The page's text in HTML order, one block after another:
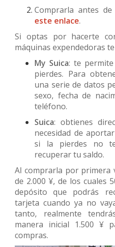
Comprarla antes
este enlace.
Si optas por hacerte
máquinas expendedoras
My Suica: te
pierdes. Para
una serie de datos
sexo, fecha de
teléfono.
Suica: obtienes
necesidad de
si la pierdes no
recuperar tu saldo.
Al comprarla por primera
de 2.000 ¥, de los cuales
depósito que podrás
tarjeta cuando ya no
tanto, realmente
manera inicial 1.500 ¥
compras.